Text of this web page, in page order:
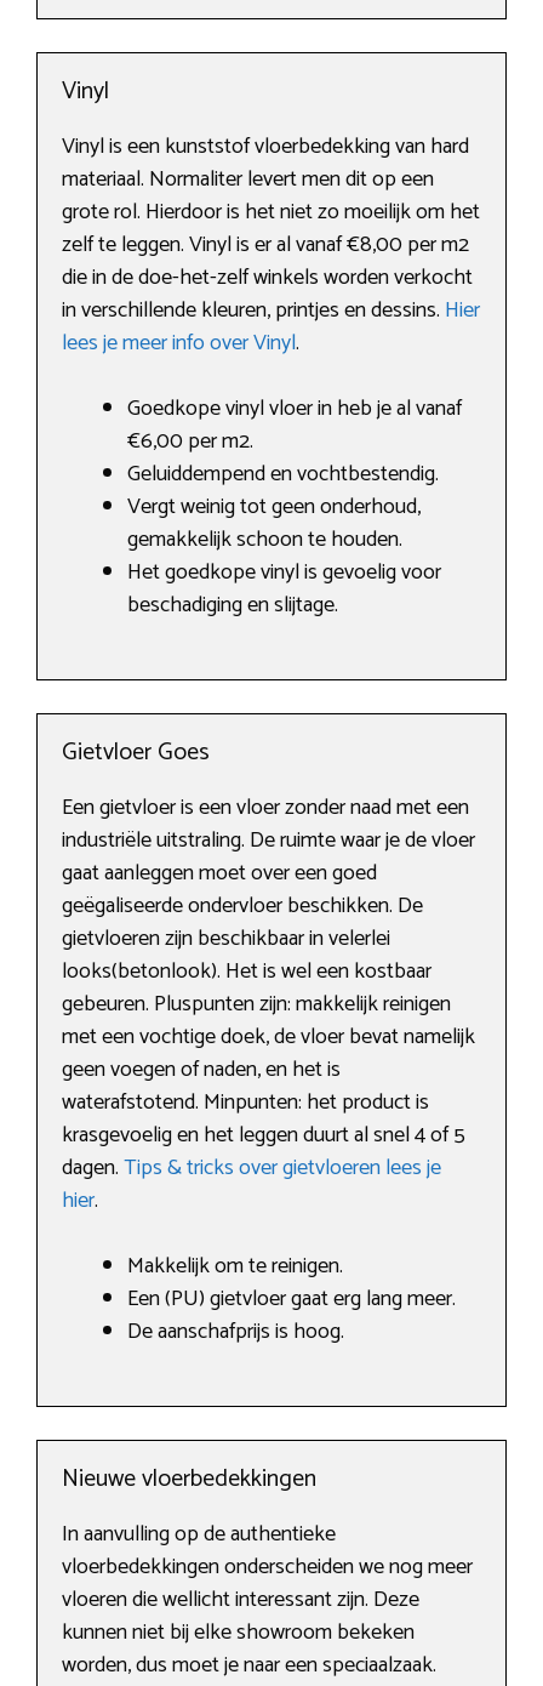
Vinyl
Vinyl is een kunststof vloerbedekking van hard
materiaal. Normaliter levert men dit op een
grote rol. Hierdoor is het niet zo moeilijk om het
zelf te leggen. Vinyl is er al vanaf €8,00 per m2
die in de doe-het-zelf winkels worden verkocht
in verschillende kleuren, printjes en dessins. Hier
lees je meer info over Vinyl.
Goedkope vinyl vloer in heb je al vanaf
€6,00 per m2.
Geluiddempend en vochtbestendig.
Vergt weinig tot geen onderhoud,
gemakkelijk schoon te houden.
Het goedkope vinyl is gevoelig voor
beschadiging en slijtage.
Gietvloer Goes
Een gietvloer is een vloer zonder naad met een
industriële uitstraling. De ruimte waar je de vloer
gaat aanleggen moet over een goed
geëgaliseerde ondervloer beschikken. De
gietvloeren zijn beschikbaar in velerlei
looks(betonlook). Het is wel een kostbaar
gebeuren. Pluspunten zijn: makkelijk reinigen
met een vochtige doek, de vloer bevat namelijk
geen voegen of naden, en het is
waterafstotend. Minpunten: het product is
krasgevoelig en het leggen duurt al snel 4 of 5
dagen.Tips & tricks over gietvloeren lees je
hier.
Makkelijk om te reinigen.
Een (PU) gietvloer gaat erg lang meer.
De aanschafprijs is hoog.
Nieuwe vloerbedekkingen
In aanvulling op de authentieke
vloerbedekkingen onderscheiden we nog meer
vloeren die wellicht interessant zijn. Deze
kunnen niet bij elke showroom bekeken
worden, dus moet je naar een speciaalzaak.